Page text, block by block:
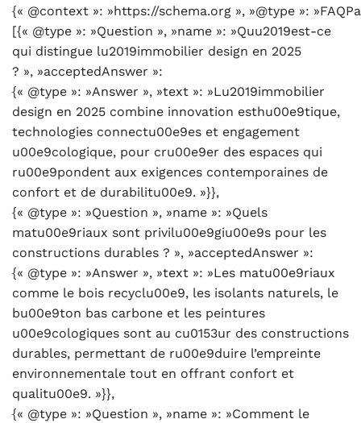
{« @context »: »https://schema.org », »@type »:
[{« @type »: »Question », »name »: »Quu2019est-ce
qui distingue lu2019immobilier design en 2025
? », »acceptedAnswer »:
{« @type »: »Answer », »text »: »Lu2019immobilier
design en 2025 combine innovation esthu00e9tique,
technologies connectu00e9es et engagement
u00e9cologique, pour cru00e9er des espaces qui
ru00e9pondent aux exigences contemporaines de
confort et de durabilitu00e9. »}},
{« @type »: »Question », »name »: »Quels
matu00e9riaux sont privilu00e9giu00e9s pour les
constructions durables ? », »acceptedAnswer »:
{« @type »: »Answer », »text »: »Les matu00e9riaux
comme le bois recyclu00e9, les isolants naturels, le
bu00e9ton bas carbone et les peintures
u00e9cologiques sont au cu0153ur des constructions
durables, permettant de ru00e9duire l’empreinte
environnementale tout en offrant confort et
qualitu00e9. »}},
{« @type »: »Question », »name »: »Comment le